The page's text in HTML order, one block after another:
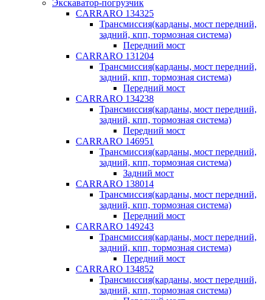
Экскаватор-погрузчик
CARRARO 134325
Трансмиссия(карданы, мост передний,
задний, кпп, тормозная система)
Передний мост
CARRARO 131204
Трансмиссия(карданы, мост передний,
задний, кпп, тормозная система)
Передний мост
CARRARO 134238
Трансмиссия(карданы, мост передний,
задний, кпп, тормозная система)
Передний мост
CARRARO 146951
Трансмиссия(карданы, мост передний,
задний, кпп, тормозная система)
Задний мост
CARRARO 138014
Трансмиссия(карданы, мост передний,
задний, кпп, тормозная система)
Передний мост
CARRARO 149243
Трансмиссия(карданы, мост передний,
задний, кпп, тормозная система)
Передний мост
CARRARO 134852
Трансмиссия(карданы, мост передний,
задний, кпп, тормозная система)